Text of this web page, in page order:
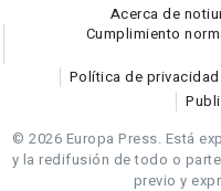
Acerca de
Cumplimiento
Política de privacidad
© 2026 Europa Press. Está
y la redifusión de todo o
previo y